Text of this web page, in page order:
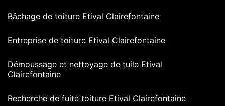
Bâchage de toiture Etival Clairefontaine
Entreprise de toiture Etival Clairefontaine
Démoussage et nettoyage de tuile Etival
Clairefontaine
Recherche de fuite toiture Etival Clairefontaine